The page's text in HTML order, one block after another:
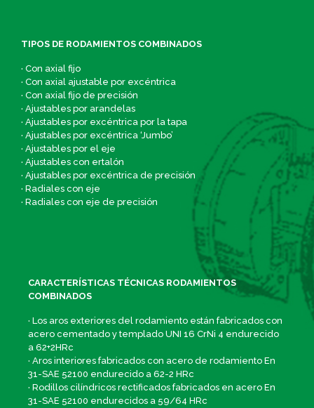
TIPOS DE RODAMIENTOS COMBINADOS
· Con axial fijo
· Con axial ajustable por excéntrica
· Con axial fijo de precisión
· Ajustables por arandelas
· Ajustables por excéntrica por la tapa
· Ajustables por excéntrica ‘Jumbo’
· Ajustables por el eje
· Ajustables con ertalón
· Ajustables por excéntrica de precisión
· Radiales con eje
· Radiales con eje de precisión
CARACTERÍSTICAS TÉCNICAS RODAMIENTOS
COMBINADOS
· Los aros exteriores del rodamiento están fabricados con
acero cementado y templado UNI 16 CrNi 4 endurecido
a 62+2HRc
· Aros interiores fabricados con acero de rodamiento En
31-SAE 52100 endurecido a 62-2 HRc
· Rodillos cilíndricos rectificados fabricados en acero En
31-SAE 52100 endurecidos a 59/64 HRc